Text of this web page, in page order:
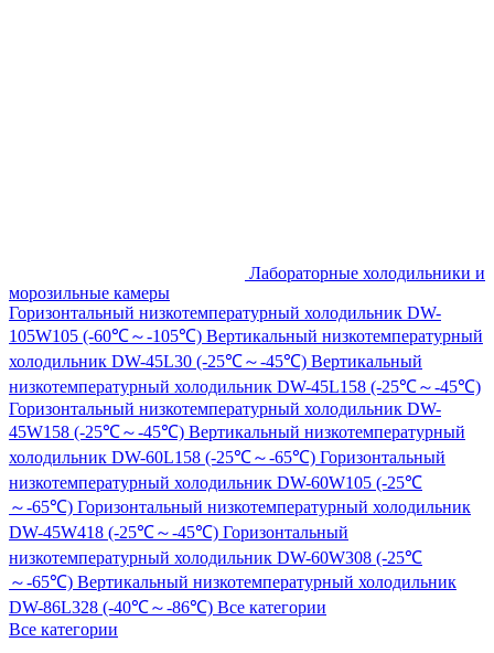
Лабораторные холодильники и
морозильные камеры
Горизонтальный низкотемпературный холодильник DW-
105W105 (-60℃～-105℃) Вертикальный низкотемпературный
холодильник DW-45L30 (-25℃～-45℃) Вертикальный
низкотемпературный холодильник DW-45L158 (-25℃～-45℃)
Горизонтальный низкотемпературный холодильник DW-
45W158 (-25℃～-45℃) Вертикальный низкотемпературный
холодильник DW-60L158 (-25℃～-65℃) Горизонтальный
низкотемпературный холодильник DW-60W105 (-25℃
～-65℃) Горизонтальный низкотемпературный холодильник
DW-45W418 (-25℃～-45℃) Горизонтальный
низкотемпературный холодильник DW-60W308 (-25℃
～-65℃) Вертикальный низкотемпературный холодильник
DW-86L328 (-40℃～-86℃) Все категории
Все категории